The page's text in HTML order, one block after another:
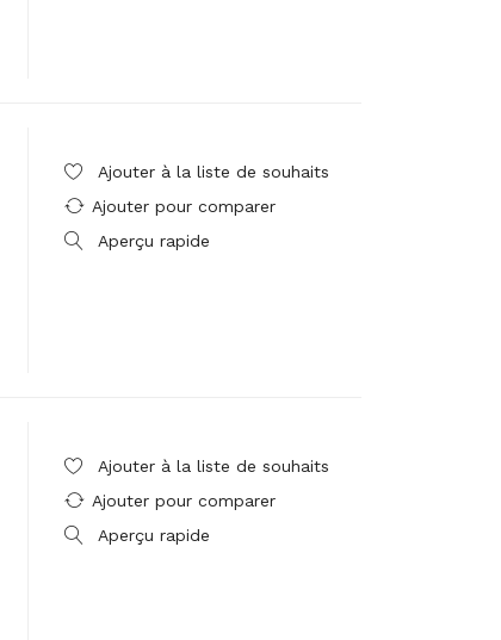
Ajouter à la liste de souhaits
Ajouter pour comparer
Aperçu rapide
Ajouter à la liste de souhaits
Ajouter pour comparer
Aperçu rapide